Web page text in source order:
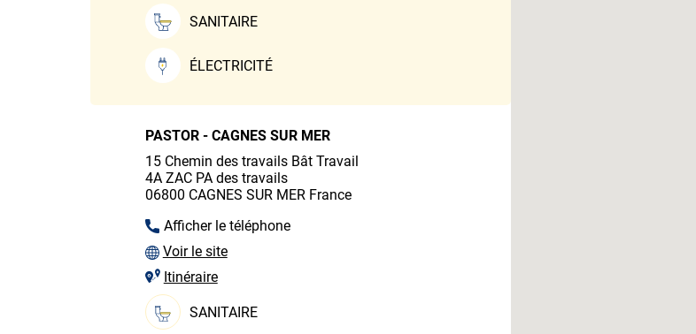
SANITAIRE
ÉLECTRICITÉ
PASTOR - CAGNES SUR MER
15 Chemin des travailsBât Travail
4AZAC PA des travails
06800 CAGNES SUR MER France
Afficher le téléphone
Voir le site
Itinéraire
SANITAIRE